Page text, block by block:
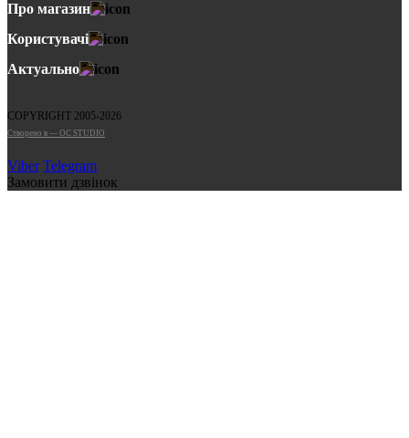
Про магазин
Користувачі
Актуально
COPYRIGHT 2005-2026
Cтворено в — OC STUDIO
Viber Telegram
Замовити дзвінок